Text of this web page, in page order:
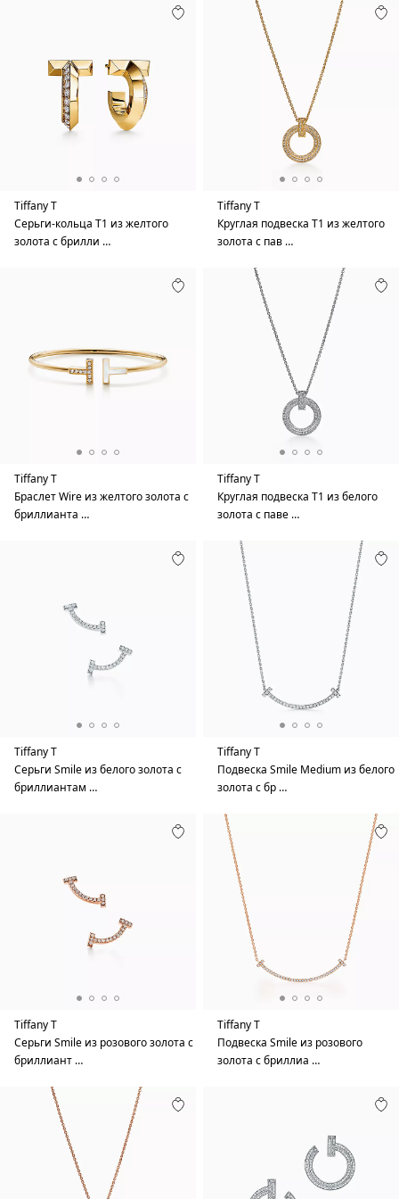
Tiffany T
Серьги-кольца T1 из желтого
золота с брилли …
Tiffany T
Круглая подвеска T1 из желтого
золота с пав …
Tiffany T
Браслет Wire из желтого золота с
бриллианта …
Tiffany T
Круглая подвеска T1 из белого
золота с паве …
Tiffany T
Серьги Smile из белого золота с
бриллиантам …
Tiffany T
Подвеска Smile Medium из белого
золота с бр …
Tiffany T
Серьги Smile из розового золота с
бриллиант …
Tiffany T
Подвеска Smile из розового
золота с бриллиа …